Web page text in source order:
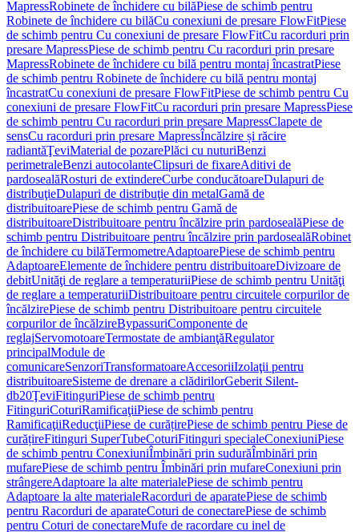
MapressRobinete de închidere cu bilăPiese de schimb pentru
Robinete de închidere cu bilăCu conexiuni de presare FlowFitPiese
de schimb pentru Cu conexiuni de presare FlowFitCu racorduri prin
presare MapressPiese de schimb pentru Cu racorduri prin presare
MapressRobinete de închidere cu bilă pentru montaj încastratPiese
de schimb pentru Robinete de închidere cu bilă pentru montaj
încastratCu conexiuni de presare FlowFitPiese de schimb pentru Cu
conexiuni de presare FlowFitCu racorduri prin presare MapressPiese
de schimb pentru Cu racorduri prin presare MapressClapete de
sensCu racorduri prin presare MapressÎncălzire și răcire
radiantăŢeviMaterial de pozarePlăci cu nuturiBenzi
perimetraleBenzi autocolanteClipsuri de fixareAditivi de
pardosealăRosturi de extindereCurbe conducătoareDulapuri de
distribuţieDulapuri de distribuţie din metalGamă de
distribuitoarePiese de schimb pentru Gamă de
distribuitoareDistribuitoare pentru încălzire prin pardosealăPiese de
schimb pentru Distribuitoare pentru încălzire prin pardosealăRobinet
de închidere cu bilăTermometreAdaptoarePiese de schimb pentru
AdaptoareElemente de închidere pentru distribuitoareDivizoare de
debitUnităţi de reglare a temperaturiiPiese de schimb pentru Unităţi
de reglare a temperaturiiDistribuitoare pentru circuitele corpurilor de
încălzirePiese de schimb pentru Distribuitoare pentru circuitele
corpurilor de încălzireBypassuriComponente de
reglajServomotoareTermostate de ambianţăRegulator
principalModule de
comunicareSenzoriTransformatoareAccesoriiIzolaţii pentru
distribuitoareSisteme de drenare a clădirilorGeberit Silent-
db20ŢeviFitinguriPiese de schimb pentru
FitinguriCoturiRamificaţiiPiese de schimb pentru
RamificaţiiReducţiiPiese de curățirePiese de schimb pentru Piese de
curățireFitinguri SuperTubeCoturiFitinguri specialeConexiuniPiese
de schimb pentru ConexiuniÎmbinări prin sudurăÎmbinări prin
mufarePiese de schimb pentru Îmbinări prin mufareConexiuni prin
strângereAdaptoare la alte materialePiese de schimb pentru
Adaptoare la alte materialeRacorduri de aparatePiese de schimb
pentru Racorduri de aparateCoturi de conectarePiese de schimb
pentru Coturi de conectareMufe de racordare cu inel de